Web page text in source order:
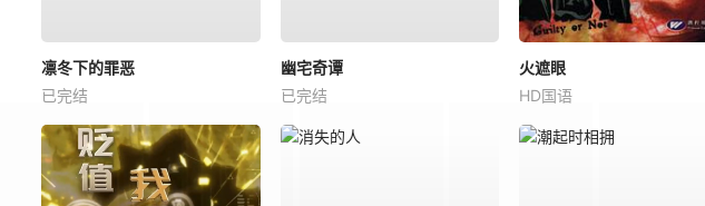
凛冬下的罪恶
已完结
幽宅奇谭
已完结
火遮眼
HD国语